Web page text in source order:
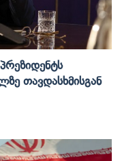
Თავდასხმისგან